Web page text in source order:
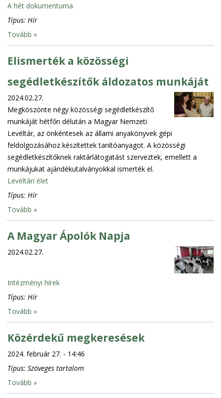
A hét dokumentuma
Típus: Hír
Tovább »
Elismerték a közösségi
segédletkészítők áldozatos munkáját
2024.02.27.
Megköszönte négy közösségi segédletkészítő
munkáját hétfőn délután a Magyar Nemzeti
Levéltár, az önkéntesek az állami anyakönyvek gépi
feldolgozásához készítettek tanítóanyagot. A közösségi
segédletkészítőknek raktárlátogatást szerveztek, emellett a
munkájukat ajándékutalványokkal ismerték el.
Levéltári élet
Típus: Hír
Tovább »
A Magyar Ápolók Napja
2024.02.27.
Intézményi hírek
Típus: Hír
Tovább »
Közérdekű megkeresések
2024. február 27. - 14:46
Típus: Szöveges tartalom
Tovább »